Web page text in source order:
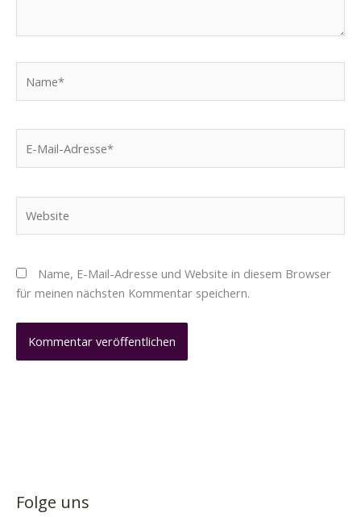
Mail-
Name, E-Mail-Adresse und Website in diesem Browser
für meinen nächsten Kommentar speichern.
Folge uns